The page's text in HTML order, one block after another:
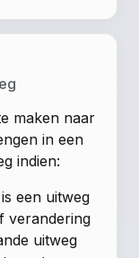
maken naar
in een
indien:
een uitweg
verandering
uitweg